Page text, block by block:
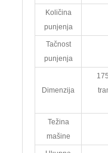
Količina
punjenja
Tačnost
punjenja
Dimenzija
Težina
mašine